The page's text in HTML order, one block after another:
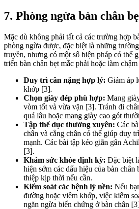
7. Phòng ngừa bàn chân
Mặc dù không phải tất cả các trường hợp
phòng ngừa được, đặc biệt là những
truyền, nhưng có một số biện pháp có thể
triển bàn chân bẹt mắc phải hoặc làm
Duy trì cân nặng hợp lý: Giảm áp
khớp [3].
Chọn giày dép phù hợp: Mang
vòm tốt và vừa vặn [3]. Tránh đi
quá lâu hoặc mang giày cao gót
Tập thể dục thường xuyên: Các
chân và cẳng chân có thể giúp duy
mạnh. Các bài tập kéo giãn gân
[3].
Khám sức khỏe định kỳ: Đặc biệt
hiện sớm các dấu hiệu của bàn chân
thiệp kịp thời nếu cần.
Kiểm soát các bệnh lý nền: Nếu
đường hoặc viêm khớp, việc kiểm
ngăn ngừa biến chứng ở bàn chân